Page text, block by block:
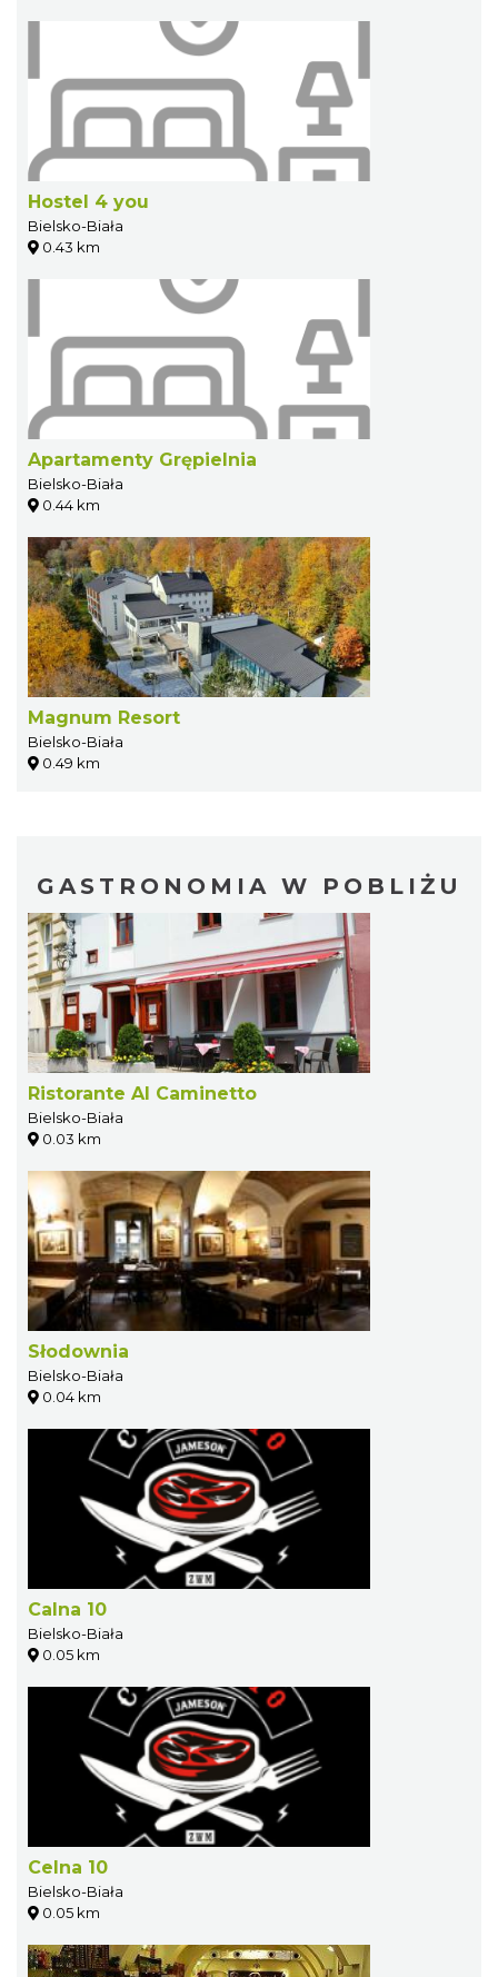
Hostel 4 you
Bielsko-Biała
0.43 km
Apartamenty Grępielnia
Bielsko-Biała
0.44 km
Magnum Resort
Bielsko-Biała
0.49 km
GASTRONOMIA W POBLIŻU
Ristorante Al Caminetto
Bielsko-Biała
0.03 km
Słodownia
Bielsko-Biała
0.04 km
Calna 10
Bielsko-Biała
0.05 km
Celna 10
Bielsko-Biała
0.05 km